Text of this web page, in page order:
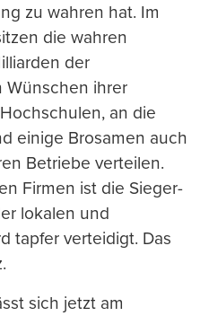
zu wahren hat. Im
die wahren
der
Wünschen ihrer
an die
einige Brosamen auch
Betriebe verteilen.
Firmen ist die Sieger-
lokalen und
tapfer verteidigt. Das
sich jetzt am